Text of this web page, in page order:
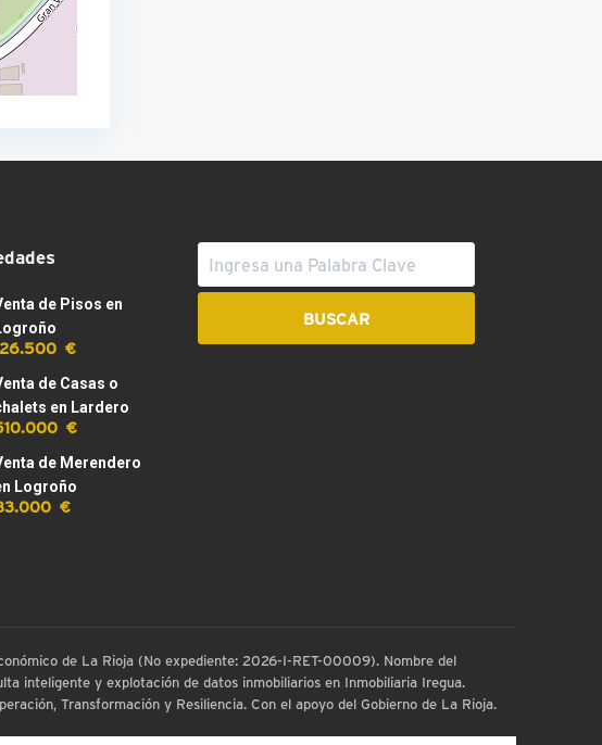
de Pisos en
€
de Casas o
en Lardero
€
de Merendero
Logroño
€
de La Rioja (No expediente: 2026-I-RET-00009). Nombre del
inteligente y explotación de datos inmobiliarios en Inmobiliaria Iregua.
Transformación y Resiliencia. Con el apoyo del Gobierno de La Rioja.